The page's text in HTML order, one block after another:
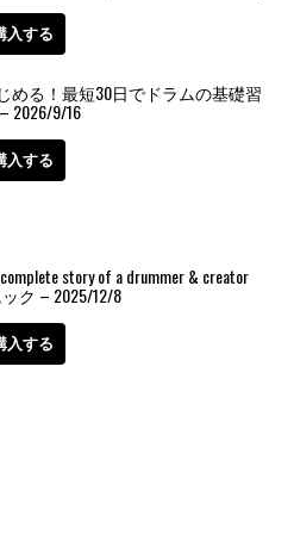
入する
める！最短30日でドラムの基礎習
2026/9/16
入する
story of a drummer & creator
ク – 2025/12/8
入する